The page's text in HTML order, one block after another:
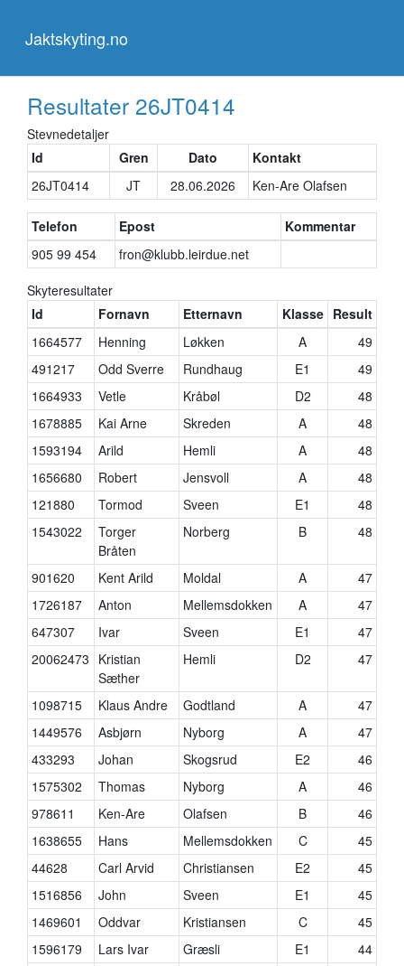
Jaktskyting.no
Resultater 26JT0414
Stevnedetaljer
Id
Gren Dato
Kontakt
26JT0414
JT 28.06.2026 Ken-Are Olafsen
Telefon Epost
Kommentar
905 99 454
fron@klubb.leirdue.net
Skyteresultater
Id
Fornavn Etternavn Klasse Result
1664577
Henning Løkken A
49
491217
Odd Sverre Rundhaug E1
49
1664933
Vetle Kråbøl D2
48
1678885
Kai Arne Skreden A
48
1593194
Arild Hemli A
48
1656680
Robert Jensvoll A
48
121880
Tormod Sveen E1
48
1543022
Torger
Bråten
Norberg B 48
901620 Kent Arild Moldal A
47
1726187
Anton Mellemsdokken A
47
647307
Ivar Sveen E1
47
20062473 Kristian
Sæther
Hemli D2 47
1098715 Klaus Andre Godtland A
47
1449576
Asbjørn Nyborg A
47
433293
Johan Skogsrud E2
46
1575302
Thomas Nyborg A
46
978611
Ken-Are Olafsen B
46
1638655
Hans Mellemsdokken C
45
44628
Carl Arvid Christiansen E2
45
1516856
John Sveen E1
45
1469601
Oddvar Kristiansen C
45
1596179
Lars Ivar Græsli E1
44